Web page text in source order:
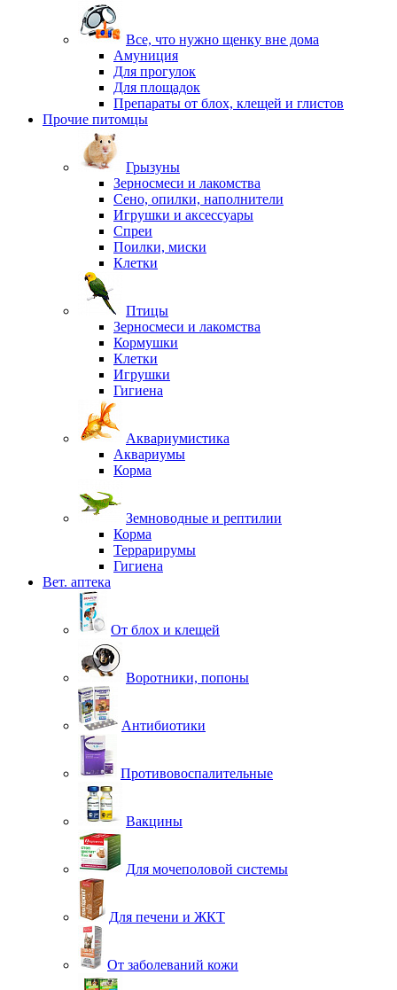
Все, что нужно щенку вне дома
Амуниция
Для прогулок
Для площадок
Препараты от блох, клещей и глистов
Прочие питомцы
Грызуны
Зерносмеси и лакомства
Сено, опилки, наполнители
Игрушки и аксессуары
Спреи
Поилки, миски
Клетки
Птицы
Зерносмеси и лакомства
Кормушки
Клетки
Игрушки
Гигиена
Аквариумистика
Аквариумы
Корма
Земноводные и рептилии
Корма
Террарирумы
Гигиена
Вет. аптека
От блох и клещей
Воротники, попоны
Антибиотики
Противовоспалительные
Вакцины
Для мочеполовой системы
Для печени и ЖКТ
От заболеваний кожи